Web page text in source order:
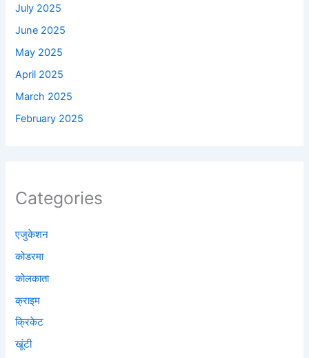
July 2025
June 2025
May 2025
April 2025
March 2025
February 2025
Categories
एजुकेशन
कोडरमा
कोलकाता
क्राइम
क्रिकेट
खूंटी